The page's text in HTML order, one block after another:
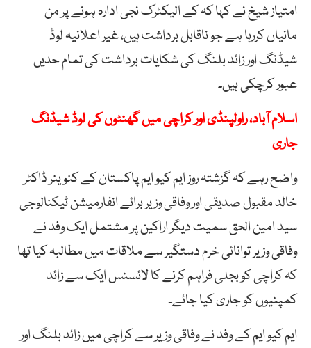
امتیاز شیخ نے کہا کہ کے الیکٹرک نجی ادارہ ہونے پر من
مانیاں کررہا ہے جو ناقابل برداشت ہیں، غیر اعلانیہ لوڈ
شیڈنگ اور زائد بلنگ کی شکایات برداشت کی تمام حدیں
عبور کرچکی ہیں۔
اسلام آباد، راولپنڈی اور کراچی میں گھنٹوں کی لوڈ شیڈنگ
جاری
واضح رہے کہ گزشتہ روز ایم کیو ایم پاکستان کے کنوینر ڈاکٹر
خالد مقبول صدیقی اور وفاقی وزیر برائے انفارمیشن ٹیکنالوجی
سید امین الحق سمیت دیگر اراکین پر مشتمل ایک وفد نے
وفاقی وزیر توانائی خرم دستگیر سے ملاقات میں مطالبہ کیا تھا
کہ کراچی کو بجلی فراہم کرنے کا لائسنس ایک سے زائد
کمپنیوں کو جاری کیا جائے۔
ایم کیو ایم کے وفد نے وفاقی وزیر سے کراچی میں زائد بلنگ اور